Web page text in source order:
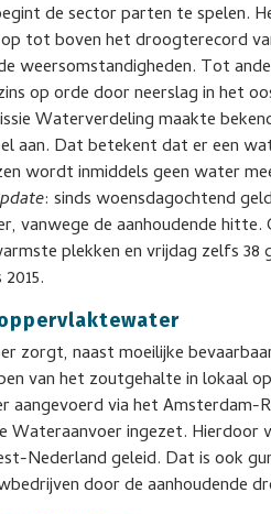
de sector parten te spelen.
tot boven het droogterecord
weersomstandigheden. Tot
op orde door neerslag in het
Waterverdeling maakte
aan. Dat betekent dat er een
wordt inmiddels geen water
: sinds woensdagochtend
vanwege de aanhoudende
plekken en vrijdag zelfs 38
zorgt, naast moeilijke
van het zoutgehalte in lokaal
via het Amsterdam-
Wateraanvoer ingezet.
Nederland geleid. Dat is ook
door de aanhoudende